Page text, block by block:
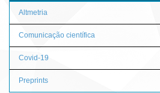
Altmetria
Comunicação científica
Covid-19
Preprints